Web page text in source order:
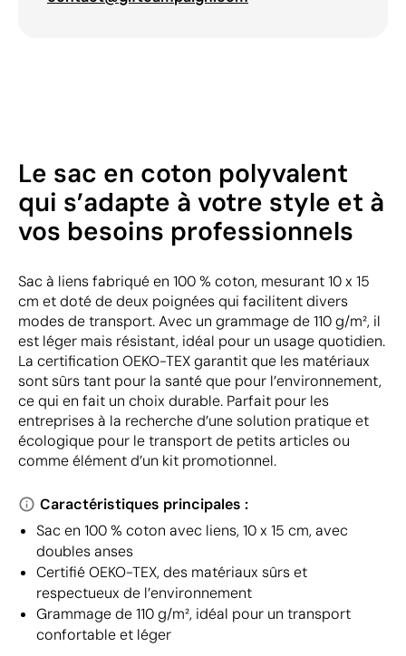
Le sac en coton polyvalent
qui s’adapte à votre style et à
vos besoins professionnels
Sac à liens fabriqué en 100 % coton, mesurant 10 x 15
cm et doté de deux poignées qui facilitent divers
modes de transport. Avec un grammage de 110 g/m², il
est léger mais résistant, idéal pour un usage quotidien.
La certification OEKO-TEX garantit que les matériaux
sont sûrs tant pour la santé que pour l’environnement,
ce qui en fait un choix durable. Parfait pour les
entreprises à la recherche d’une solution pratique et
écologique pour le transport de petits articles ou
comme élément d’un kit promotionnel.
Caractéristiques principales :
Sac en 100 % coton avec liens, 10 x 15 cm, avec
doubles anses
Certifié OEKO-TEX, des matériaux sûrs et
respectueux de l’environnement
Grammage de 110 g/m², idéal pour un transport
confortable et léger